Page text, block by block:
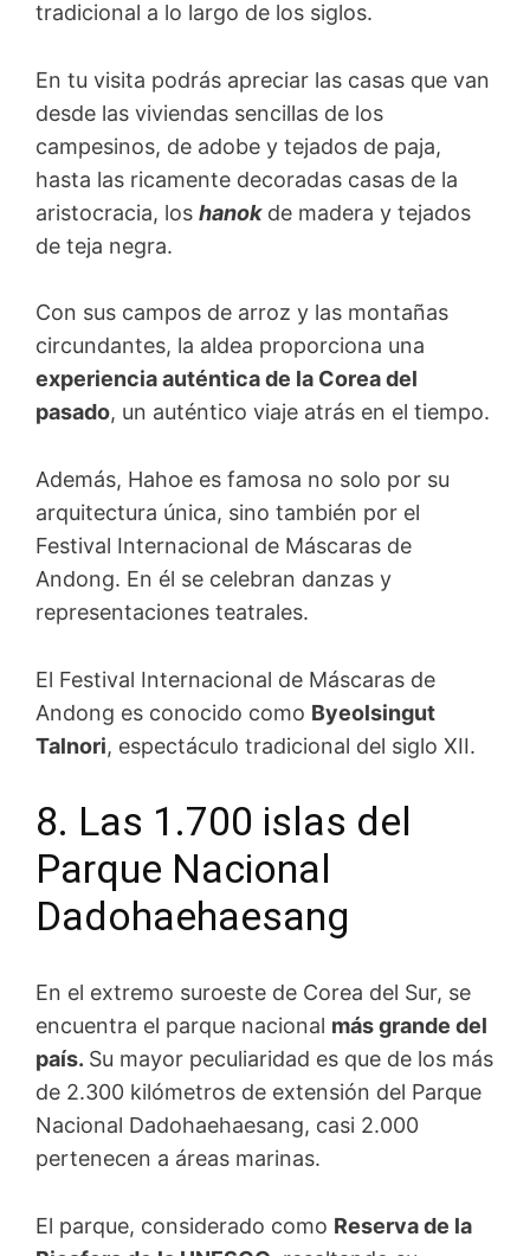
tradicional a lo largo de los siglos.
En tu visita podrás apreciar las casas que van
desde las viviendas sencillas de los
campesinos, de adobe y tejados de paja,
hasta las ricamente decoradas casas de la
aristocracia, los hanokde madera y tejados
de teja negra.
Con sus campos de arroz y las montañas
circundantes, la aldea proporciona una
experiencia auténtica de la Corea del
pasado, un auténtico viaje atrás en el tiempo.
Además, Hahoe es famosa no solo por su
arquitectura única, sino también por el
Festival Internacional de Máscaras de
Andong. En él se celebran danzas y
representaciones teatrales.
El Festival Internacional de Máscaras de
Andong es conocido como Byeolsingut
Talnori, espectáculo tradicional del siglo XII.
8. Las 1.700 islas del
Parque Nacional
Dadohaehaesang
En el extremo suroeste de Corea del Sur, se
encuentra el parque nacional más grande del
país. Su mayor peculiaridad es que de los más
de 2.300 kilómetros de extensión del Parque
Nacional Dadohaehaesang, casi 2.000
pertenecen a áreas marinas.
El parque, considerado como Reserva de la